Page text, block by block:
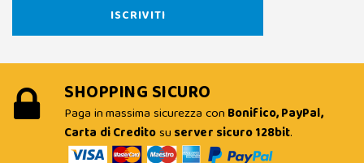
SHOPPING SICURO
Paga in massima sicurezza con Bonifico, PayPal,
Carta di Creditosu server sicuro 128bit.